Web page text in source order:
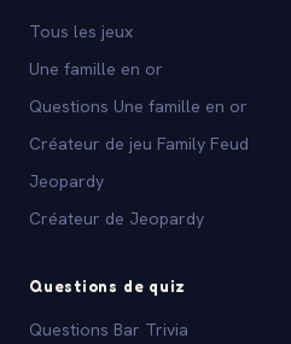
Tous les jeux
Une famille en or
Questions Une famille en or
Créateur de jeu Family Feud
Jeopardy
Créateur de Jeopardy
Questions de quiz
Questions Bar Trivia